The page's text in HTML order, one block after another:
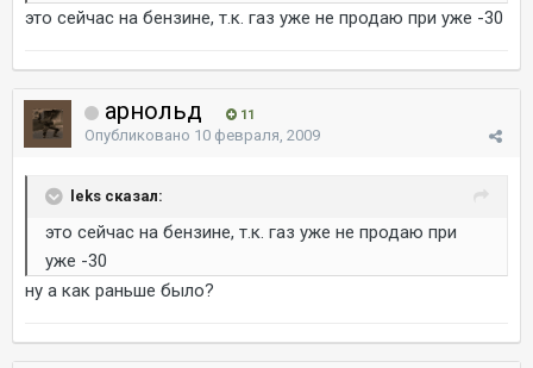
это сейчас на бензине, т.к. газ уже не продаю при уже -30
арнольд 11
Опубликовано 10 февраля, 2009
leks сказал:
это сейчас на бензине, т.к. газ уже не продаю при
уже -30
ну а как раньше было?